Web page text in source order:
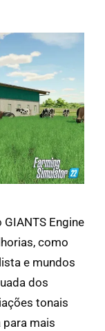
Engine
como
e mundos
dos
tonais
para mais